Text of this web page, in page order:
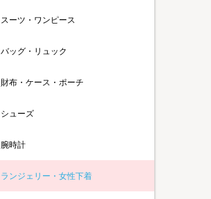
スーツ・ワンピース
バッグ・リュック
財布・ケース・ポーチ
シューズ
腕時計
ランジェリー・女性下着